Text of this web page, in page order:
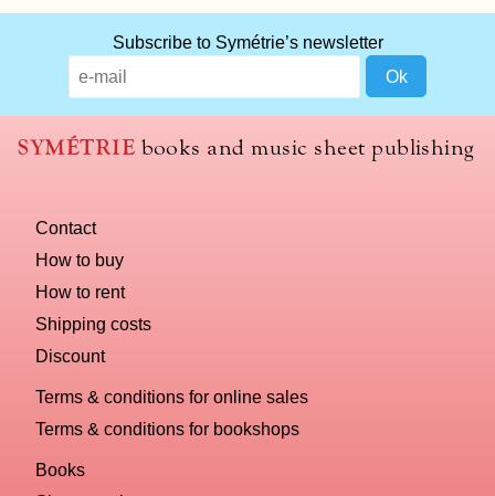
Subscribe to Symétrie’s newsletter
SYMÉTRIE books and music sheet publishing
Contact
How to buy
How to rent
Shipping costs
Discount
Terms & conditions for online sales
Terms & conditions for bookshops
Books